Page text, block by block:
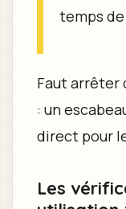
temps
Faut arrêter
: un
direct pour
Les